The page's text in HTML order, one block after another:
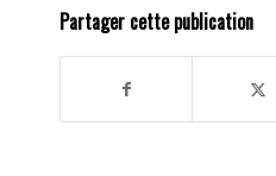
Partager cette publication